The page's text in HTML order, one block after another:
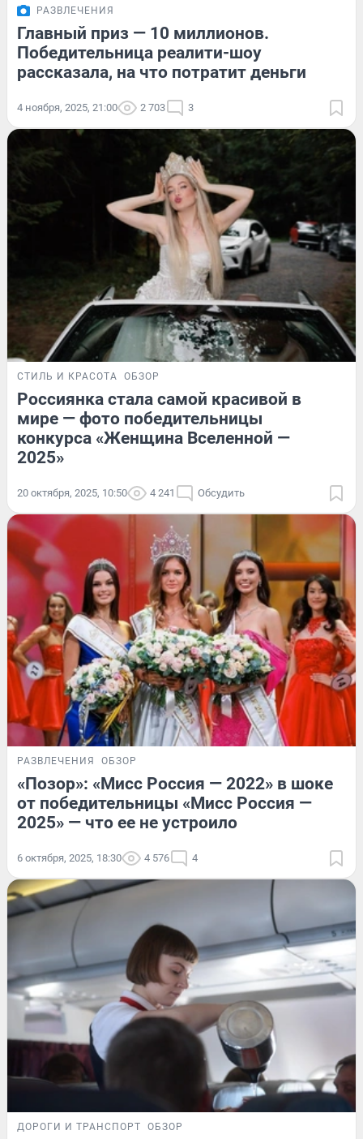
РАЗВЛЕЧЕНИЯ
Главный приз — 10 миллионов.
Победительница реалити-шоу
рассказала, на что потратит деньги
4 ноября, 2025, 21:00 2 703 3
СТИЛЬ И КРАСОТА ОБЗОР
Россиянка стала самой красивой в
мире — фото победительницы
конкурса «Женщина Вселенной —
2025»
20 октября, 2025, 10:50 4 241 Обсудить
РАЗВЛЕЧЕНИЯ ОБЗОР
«Позор»: «Мисс Россия — 2022» в шоке
от победительницы «Мисс Россия —
2025» — что ее не устроило
6 октября, 2025, 18:30 4 576 4
ДОРОГИ И ТРАНСПОРТ ОБЗОР